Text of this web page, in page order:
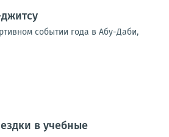
событии года в Абу-Даби,
в учебные